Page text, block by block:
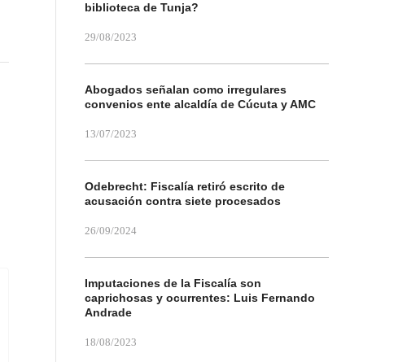
biblioteca de Tunja?
29/08/2023
Abogados señalan como irregulares
convenios ente alcaldía de Cúcuta y AMC
13/07/2023
Odebrecht: Fiscalía retiró escrito de
acusación contra siete procesados
26/09/2024
Imputaciones de la Fiscalía son
caprichosas y ocurrentes: Luis Fernando
Andrade
18/08/2023